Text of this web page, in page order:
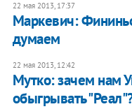
22 мая 2013, 17:37
Маркевич:
думаем
22 мая 2013, 12:42
Мутко: зачем нам
обыгрывать